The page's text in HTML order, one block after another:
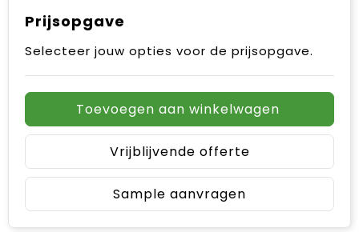
Prijsopgave
Selecteer jouw opties voor de prijsopgave.
Toevoegen aan winkelwagen
Vrijblijvende offerte
Sample aanvragen